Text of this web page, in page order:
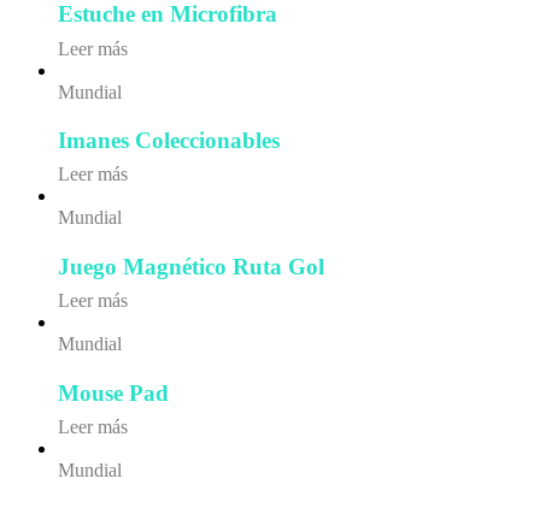
Estuche en Microfibra
Leer más
Mundial
Imanes Coleccionables
Leer más
Mundial
Juego Magnético Ruta Gol
Leer más
Mundial
Mouse Pad
Leer más
Mundial